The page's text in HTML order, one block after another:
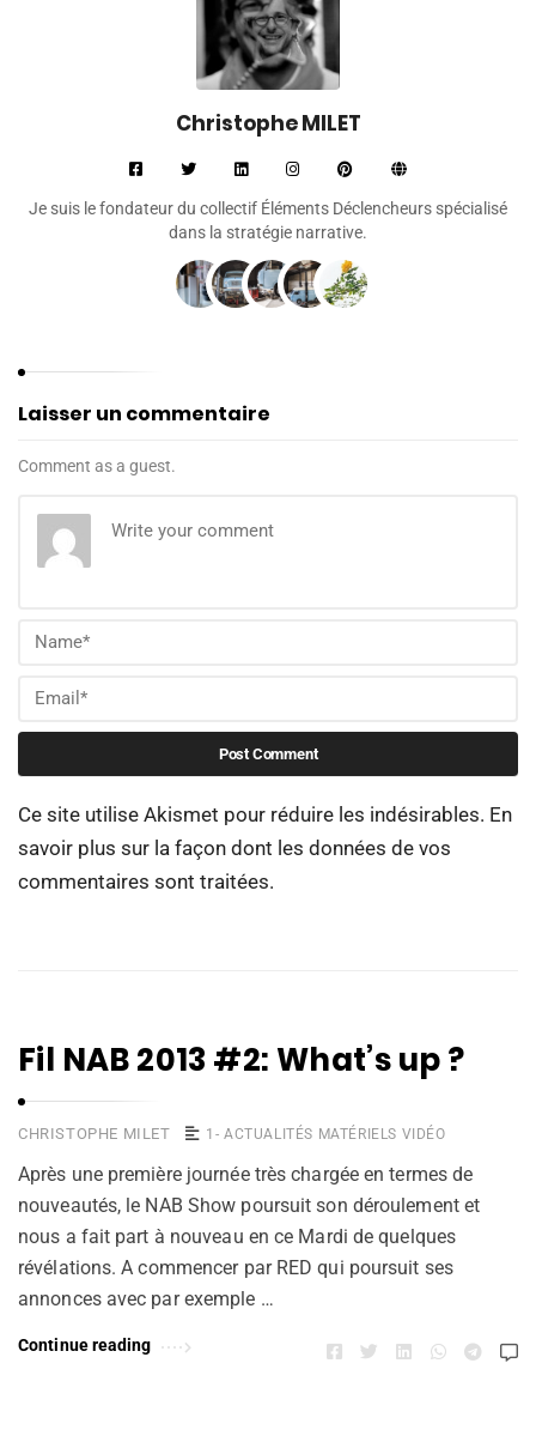
Christophe MILET
Je suis le fondateur du collectif Éléments Déclencheurs spécialisé
dans la stratégie narrative.
Laisser un commentaire
Comment as a guest.
Ce site utilise Akismet pour réduire les indésirables. En
savoir plus sur la façon dont les données de vos
commentaires sont traitées.
Fil NAB 2013 #2: What’s up ?
CHRISTOPHE MILET 1- ACTUALITÉS MATÉRIELS VIDÉO
Après une première journée très chargée en termes de
nouveautés, le NAB Show poursuit son déroulement et
nous a fait part à nouveau en ce Mardi de quelques
révélations. A commencer par RED qui poursuit ses
annonces avec par exemple …
Continue reading